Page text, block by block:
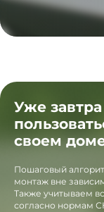
Уже
своем
Пошаговый
монтаж вне
Также учитываем
согласно нормам